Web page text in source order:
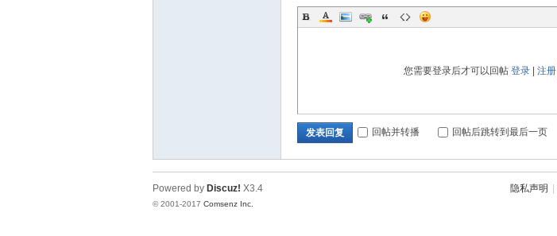
您需要登录后才可以回帖 登录 注册
发表回复 回帖并转播 回帖后跳转到最后一页
隐私声明
Powered by Discuz! X3.4
© 2001-2017 Comsenz Inc.